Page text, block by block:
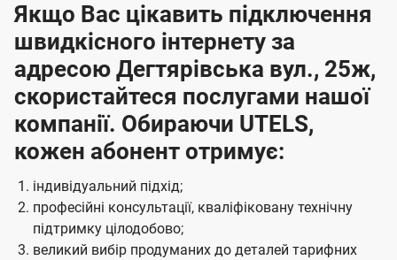
Якщо Вас цікавить підключення
швидкісного інтернету за
адресою Дегтярівська вул., 25ж,
скористайтеся послугами нашої
компанії. Обираючи UTELS,
кожен абонент отримує:
індивідуальний підхід;
професійні консультації, кваліфіковану технічну
підтримку цілодобово;
великий вибір продуманих до деталей тарифних